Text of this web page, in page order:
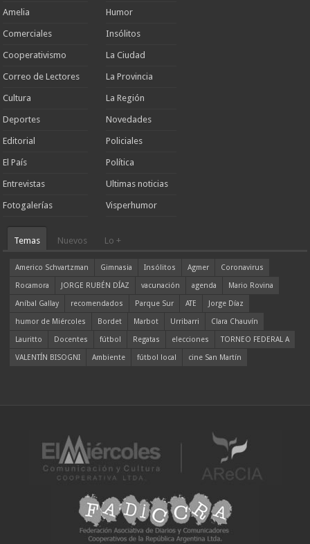
Amelia
Comerciales
Cooperativismo
Correo de Lectores
Cultura
Deportes
Editorial
El País
Entrevistas
Fotogalerías
Humor
Insólitos
La Ciudad
La Provincia
La Región
Novedades
Policiales
Política
Ultimas noticias
Visperhumor
Temas Nuevos Lo +
Americo Schvartzman Gimnasia Insólitos Agmer
Coronavirus
Rocamora
JORGE RUBÉN DÍAZ vacunación agenda
Mario Rovina
Aníbal Gallay
recomendados Parque Sur ATE
Jorge Díaz
humor de Miércoles
Bordet Marbot Urribarri
Clara Chauvín
Lauritto
Docentes fútbol Regatas elecciones
TORNEO FEDERAL A
VALENTÍN BISOGNI
Ambiente fútbol local cine San Martín